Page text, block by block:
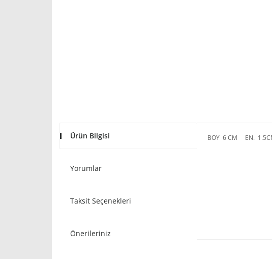
Ürün Bilgisi
Yorumlar
Taksit Seçenekleri
Önerileriniz
BOY 6 CM EN.